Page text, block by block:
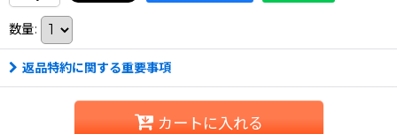
数量:
返品特約に関する重要事項
カートに入れる